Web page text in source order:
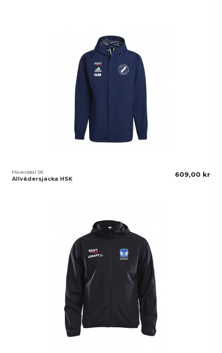
Häverödal SK
Allvädersjacka HSK
609,00 kr